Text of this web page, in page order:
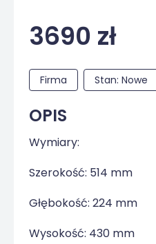
3690 zł
Firma Stan: Nowe
OPIS
Wymiary:
Szerokość: 514 mm
Głębokość: 224 mm
Wysokość: 430 mm